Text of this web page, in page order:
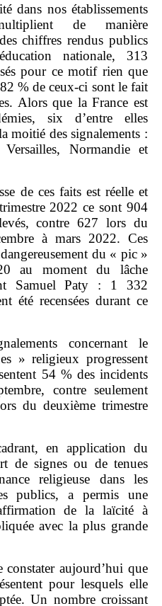
dans nos établissements
de manière
chiffres rendus publics
nationale, 313
pour ce motif rien que
% de ceux‑ci sont le fait
Alors que la France est
six d’entre elles
moitié des signalements :
Normandie et
de ces faits est réelle et
2022 ce sont 904
contre 627 lors du
à mars 2022. Ces
du « pic »
au moment du lâche
Samuel Paty : 1 332
été recensées durant ce
concernant le
» religieux progressent
54 % des incidents
contre seulement
du deuxième trimestre
en application du
de signes ou de tenues
religieuse dans les
publics, a permis une
de la laïcité à
avec la plus grande
aujourd’hui que
pour lesquels elle
Un nombre croissant